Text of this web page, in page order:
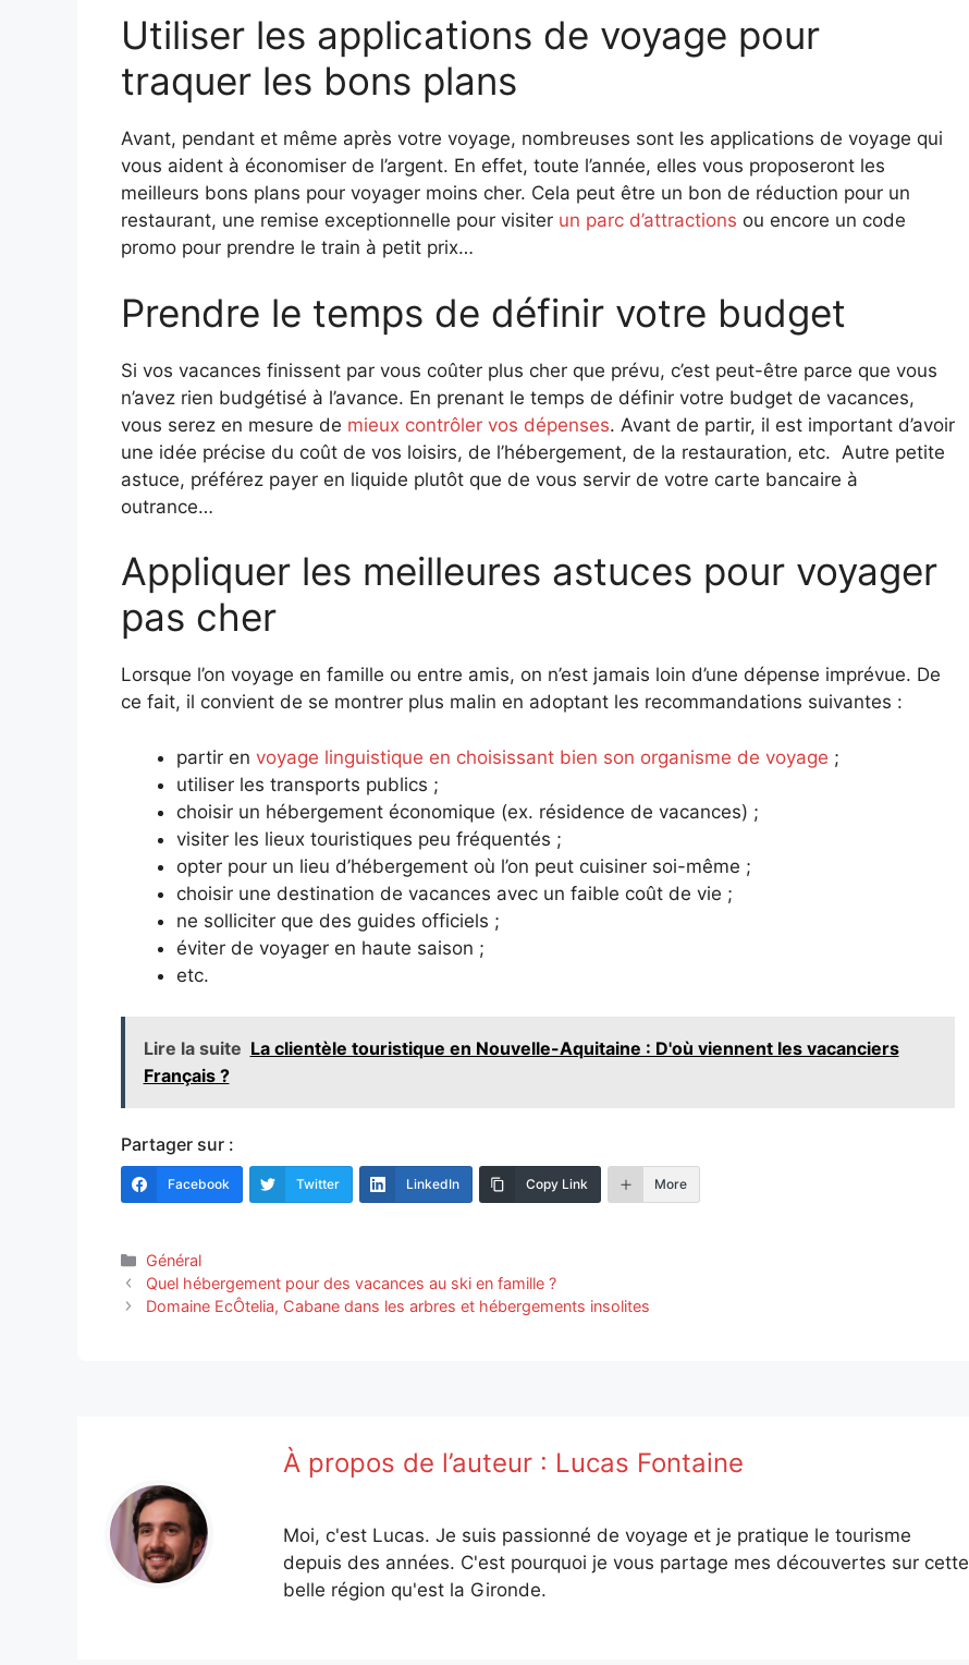
Utiliser les applications de voyage pour
traquer les bons plans
Avant, pendant et même après votre voyage, nombreuses sont les applications de voyage qui
vous aident à économiser de l’argent. En effet, toute l’année, elles vous proposeront les
meilleurs bons plans pour voyager moins cher. Cela peut être un bon de réduction pour un
restaurant, une remise exceptionnelle pour visiter un parc d’attractions ou encore un code
promo pour prendre le train à petit prix…
Prendre le temps de définir votre budget
Si vos vacances finissent par vous coûter plus cher que prévu, c’est peut-être parce que vous
n’avez rien budgétisé à l’avance. En prenant le temps de définir votre budget de vacances,
vous serez en mesure de mieux contrôler vos dépenses. Avant de partir, il est important d’avoir
une idée précise du coût de vos loisirs, de l’hébergement, de la restauration, etc. Autre petite
astuce, préférez payer en liquide plutôt que de vous servir de votre carte bancaire à
outrance…
Appliquer les meilleures astuces pour voyager
pas cher
Lorsque l’on voyage en famille ou entre amis, on n’est jamais loin d’une dépense imprévue. De
ce fait, il convient de se montrer plus malin en adoptant les recommandations suivantes :
partir en voyage linguistique en choisissant bien son organisme de voyage ;
utiliser les transports publics ;
choisir un hébergement économique (ex. résidence de vacances) ;
visiter les lieux touristiques peu fréquentés ;
opter pour un lieu d’hébergement où l’on peut cuisiner soi-même ;
choisir une destination de vacances avec un faible coût de vie ;
ne solliciter que des guides officiels ;
éviter de voyager en haute saison ;
etc.
Lire la suite La clientèle touristique en Nouvelle-Aquitaine : D'où viennent les vacanciers
Français ?
Partager sur :
Facebook Twitter LinkedIn Copy Link More
Catégories
Général
Quel hébergement pour des vacances au ski en famille ?
Domaine EcÔtelia, Cabane dans les arbres et hébergements insolites
À propos de l’auteur : Lucas Fontaine
Moi, c'est Lucas. Je suis passionné de voyage et je pratique le tourisme
depuis des années. C'est pourquoi je vous partage mes découvertes sur cette
belle région qu'est la Gironde.